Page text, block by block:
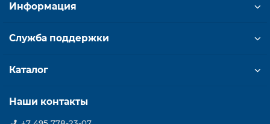
Информация
Служба поддержки
Каталог
Наши контакты